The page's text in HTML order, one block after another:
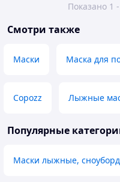
Показано 1
Смотри также
Маски Маска для
Copozz Лыжные
Популярные
Маски лыжные,